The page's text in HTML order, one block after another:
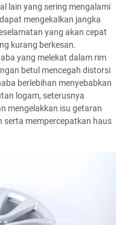
lain yang sering mengalami
mengekalkan jangka
yang akan cepat
kurang berkesan.
yang melekat dalam rim
betul mencegah distorsi
berlebihan menyebabkan
logam, seterusnya
mengelakkan isu getaran
serta mempercepatkan haus